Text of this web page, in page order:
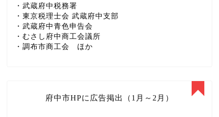
・武蔵府中税務署
・東京税理士会 武蔵府中支部
・武蔵府中青色申告会
・むさし府中商工会議所
・調布市商工会 ほか
府中市HPに広告掲出（1月～2月）